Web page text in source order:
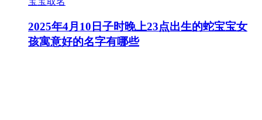
2025年4月10日子时晚上23点出生的蛇宝宝女
孩寓意好的名字有哪些